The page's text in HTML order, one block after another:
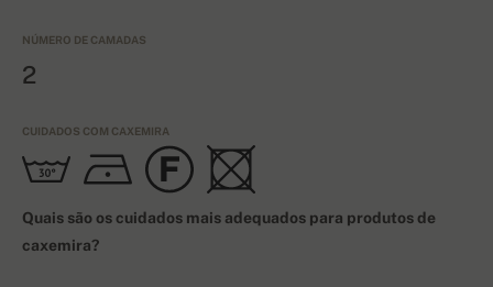
NÚMERO DE CAMADAS
2
CUIDADOS COM CAXEMIRA
Quais são os cuidados mais adequados para produtos de
caxemira?